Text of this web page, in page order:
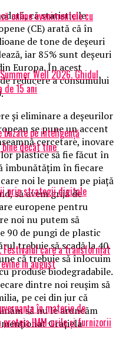
că statisticile
(CE) arată că în
de tone de deşeuri
iar 85% sunt deşeuri
Europa. În acest
reducere a consumului
şi eliminare a deşeurilor
se pune un accent
cercetare, inovare
plastice să fie făcut în
îmbunătăţim în fiecare
noi le punem pe piaţă
să avem grijă de
europene pentru
noi nu putem să
90 de pungi de plastic
trebuie să scadă la 40.
că trebuie să înlocuim
produse biodegradabile.
dintre noi reuşim să
pe cei din jur că
să nu le aruncăm
menţionat Graţiela
online evenimentele cu
Well 2026. Ghidul
15 ani
pe inteligență
decât tine
prin strategii digitale
Festivalul care a transformat
in august
în materie de
IMM-urile și furnizorii